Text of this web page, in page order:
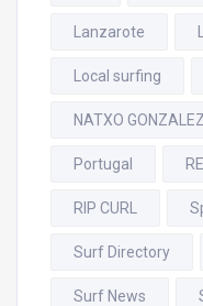
Lanzarote
Local surfing
NATXO GONZALEZ
Portugal
RIP CURL
Surf Directory
Surf News